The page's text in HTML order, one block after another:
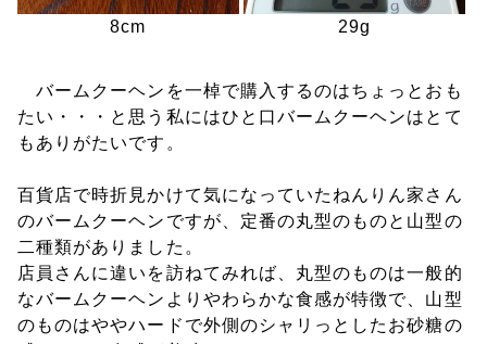
8cm 29g
バームクーヘンを一棹で購入するのはちょっとおも
たい・・・と思う私にはひと口バームクーヘンはとて
もありがたいです。
百貨店で時折見かけて気になっていたねんりん家さん
のバームクーヘンですが、定番の丸型のものと山型の
二種類がありました。
店員さんに違いを訪ねてみれば、丸型のものは一般的
なバームクーヘンよりやわらかな食感が特徴で、山型
のものはややハードで外側のシャリっとしたお砂糖の